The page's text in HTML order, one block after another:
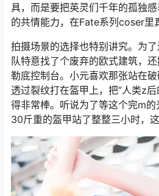
具，而是要把英灵们千年的孤独
的共情能力，在Fate系列coser里
拍摄场景的选择也特别讲究。为
队特意找了个废弃的欧式建筑，
勒底控制台。小元喜欢那张站在
透过裂纹打在盔甲上，把”人类z
得非常棒。听说为了等这个完m
30斤重的盔甲站了整整三小时，